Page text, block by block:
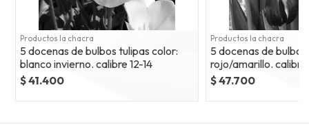
Productos la chacra
5 docenas de bulbos tulipas color:
blanco invierno. calibre 12-14
$ 41.400
Productos la chacra
5 docenas de
rojo/amarillo. calibre
$ 47.700